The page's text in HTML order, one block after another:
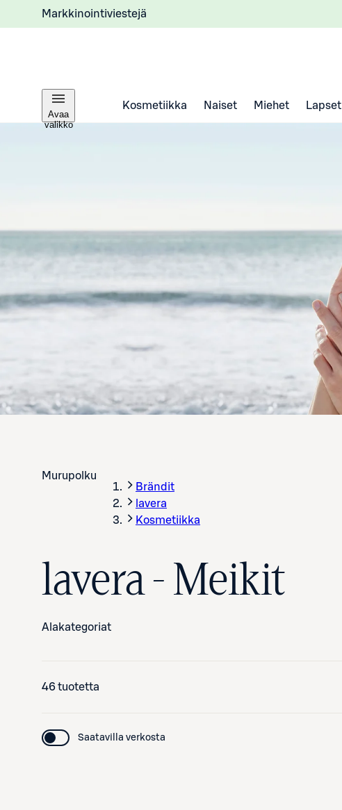
Markkinointiviestejä
Avaa
valikko
Kosmetiikka Naiset Miehet Lapset
Murupolku
Brändit
lavera
Kosmetiikka
lavera - Meikit
Alakategoriat
46 tuotetta
Saatavilla verkosta